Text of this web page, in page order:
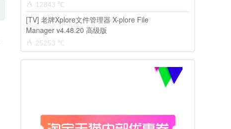
12843 ℃
[TV] 老牌Xplore文件管理器 X-plore File
Manager v4.48.20 高级版
25253 ℃